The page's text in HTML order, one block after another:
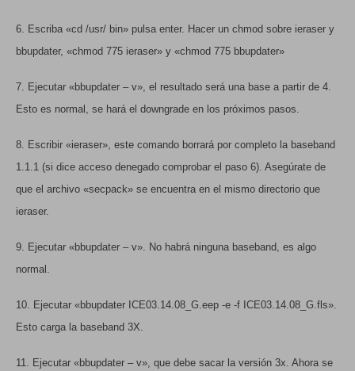
6. Escriba «cd /usr/ bin» pulsa enter. Hacer un chmod sobre ieraser y
bbupdater, «chmod 775 ieraser» y «chmod 775 bbupdater»
7. Ejecutar «bbupdater – v», el resultado será una base a partir de 4.
Esto es normal, se hará el downgrade en los próximos pasos.
8. Escribir «ieraser», este comando borrará por completo la baseband
1.1.1 (si dice acceso denegado comprobar el paso 6). Asegúrate de
que el archivo «secpack» se encuentra en el mismo directorio que
ieraser.
9. Ejecutar «bbupdater – v». No habrá ninguna baseband, es algo
normal.
10. Ejecutar «bbupdater ICE03.14.08_G.eep -e -f ICE03.14.08_G.fls».
Esto carga la baseband 3X.
11. Ejecutar «bbupdater – v», que debe sacar la versión 3x. Ahora se